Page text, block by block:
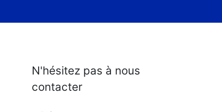
N'hésitez pas à nous
contacter